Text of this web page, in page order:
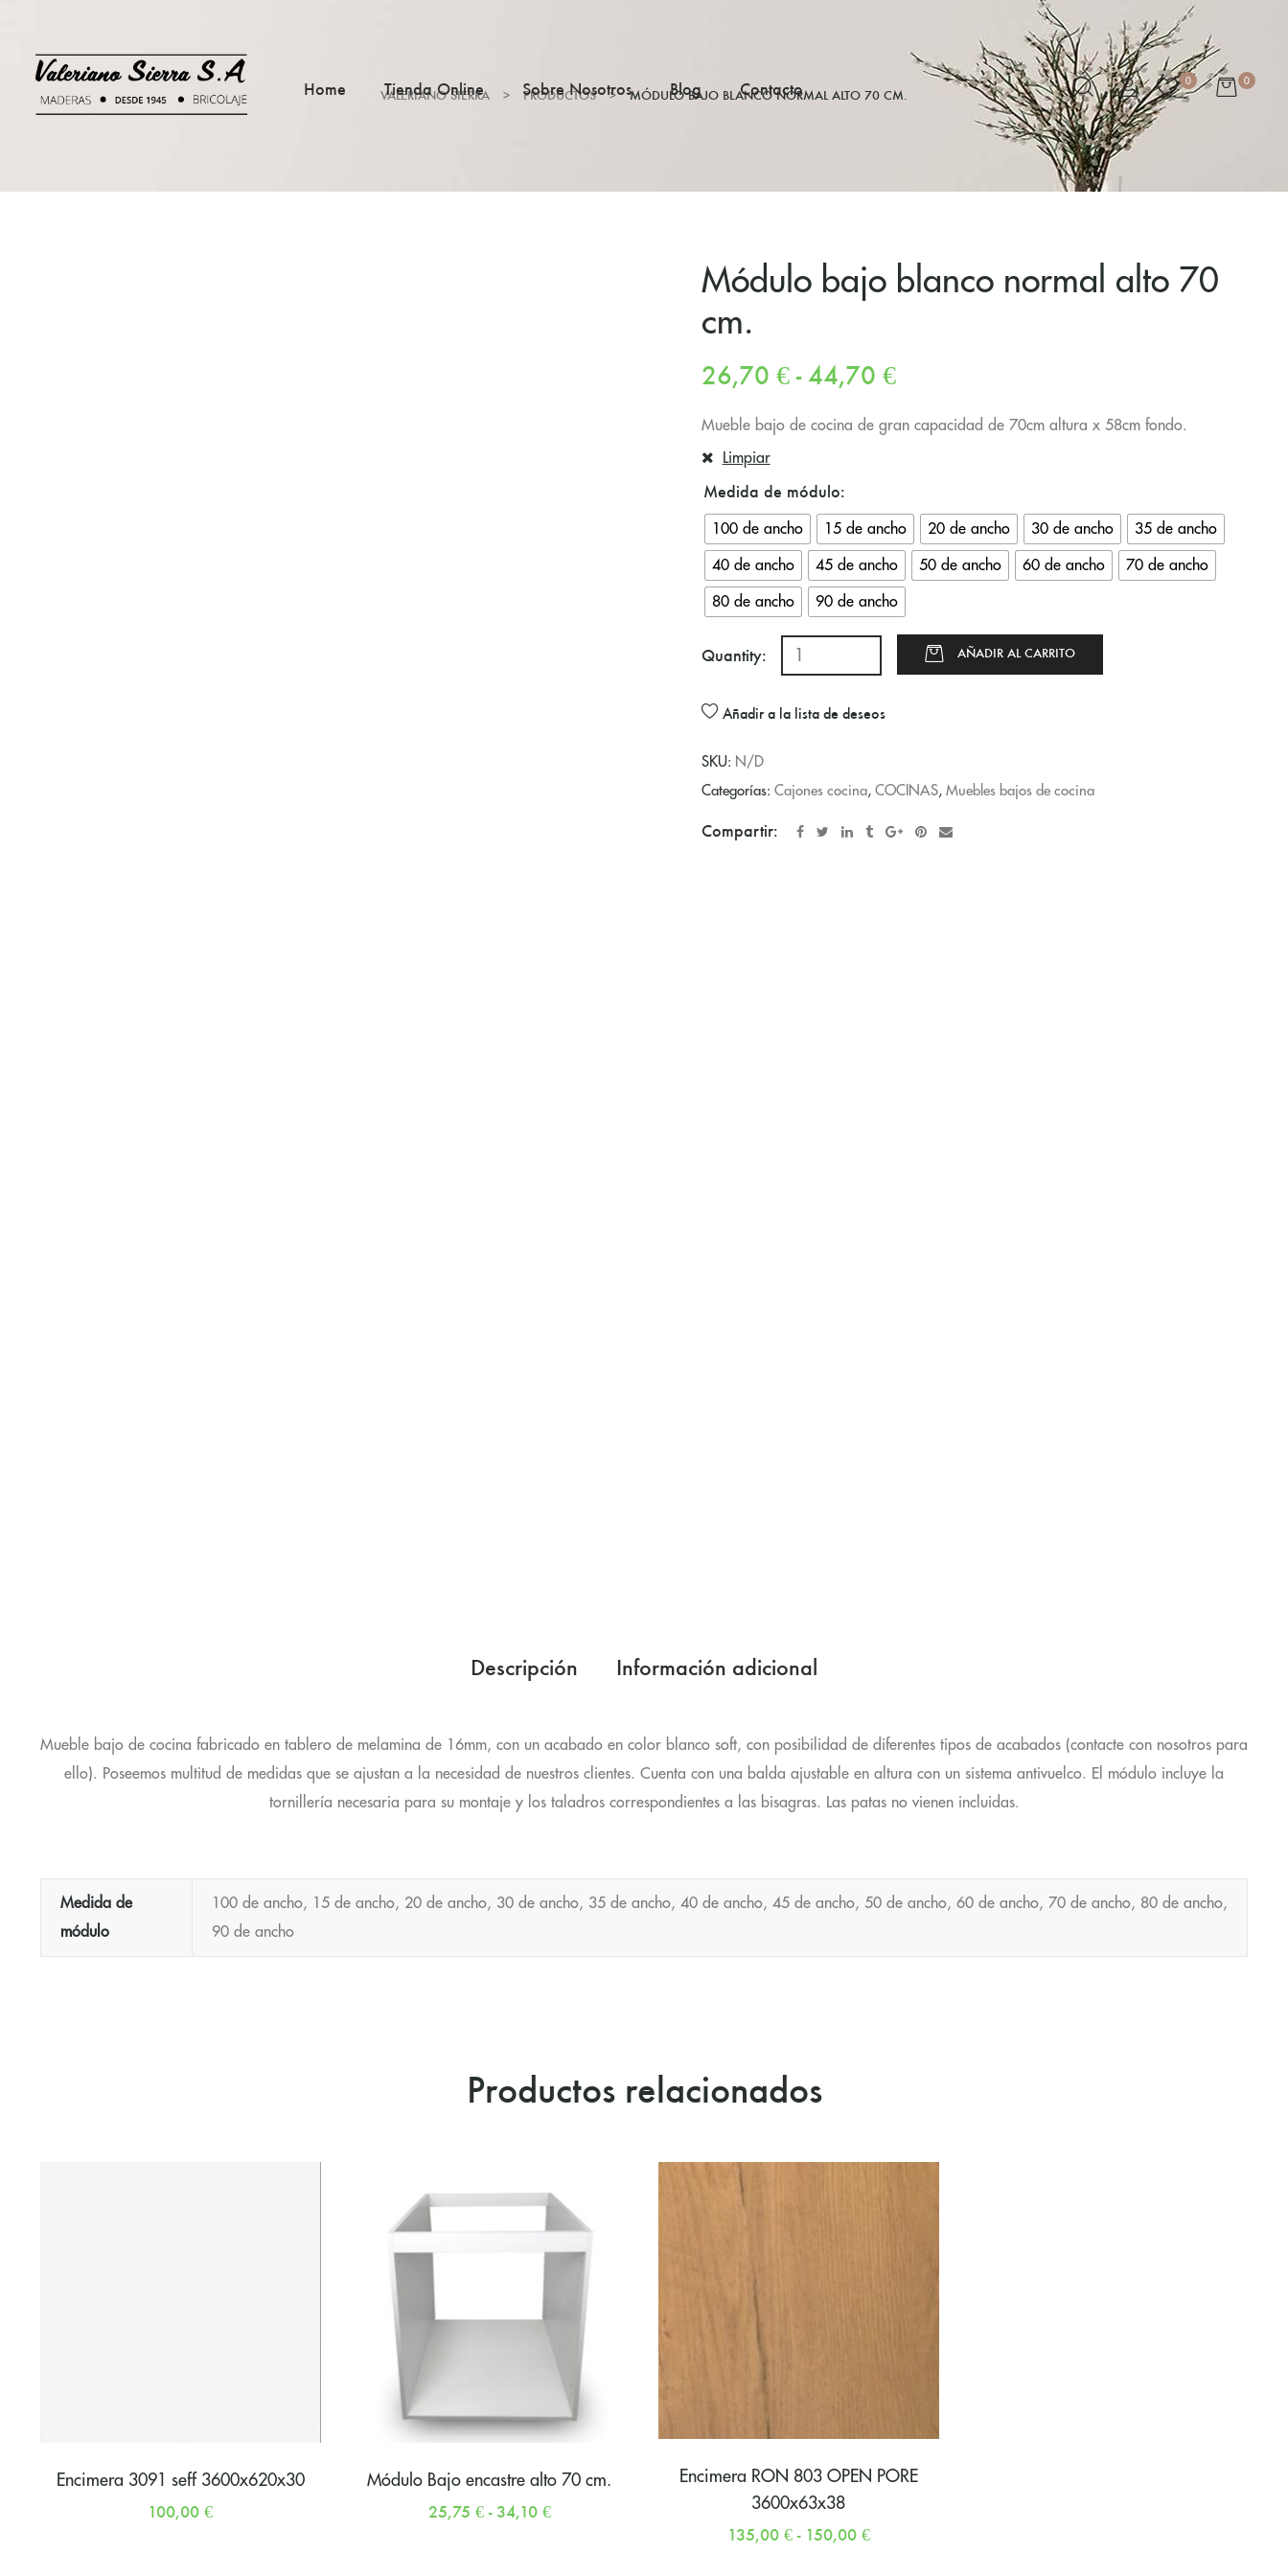
Home Tienda Online Sobre Nosotros Blog Contacto 0 0
VALERIANO SIERRA > PRODUCTOS > MÓDULO BAJO BLANCO NORMAL ALTO 70 CM.
Módulo bajo blanco normal alto 70
cm.
26,70 € - 44,70 €
Mueble bajo de cocina de gran capacidad de 70cm altura x 58cm fondo.
Medida de módulo
100 de ancho 15 de ancho 20 de ancho 30 de ancho 35 de ancho
40 de ancho 45 de ancho 50 de ancho 60 de ancho 70 de ancho
80 de ancho 90 de ancho
Limpiar
Quantity: AÑADIR AL CARRITO
Añadir a la lista de deseos
SKU: N/D
Categorías: Cajones cocina, COCINAS, Muebles bajos de cocina
Compartir:
Descripción Información adicional
Mueble bajo de cocina fabricado en tablero de melamina de 16mm, con un acabado en color blanco soft, con posibilidad de diferentes tipos de acabados (contacte con nosotros para
ello). Poseemos multitud de medidas que se ajustan a la necesidad de nuestros clientes. Cuenta con una balda ajustable en altura con un sistema antivuelco. El módulo incluye la
tornillería necesaria para su montaje y los taladros correspondientes a las bisagras. Las patas no vienen incluidas.
Medida de
módulo
100 de ancho, 15 de ancho, 20 de ancho, 30 de ancho, 35 de ancho, 40 de ancho, 45 de ancho, 50 de ancho, 60 de ancho, 70 de ancho, 80 de ancho,
90 de ancho
Productos relacionados
Encimera 3091 seff 3600x620x30
100,00€
Módulo Bajo encastre alto 70 cm.
25,75 € - 34,10 €
Encimera RON 803 OPEN PORE
3600x63x38
135,00 € - 150,00 €